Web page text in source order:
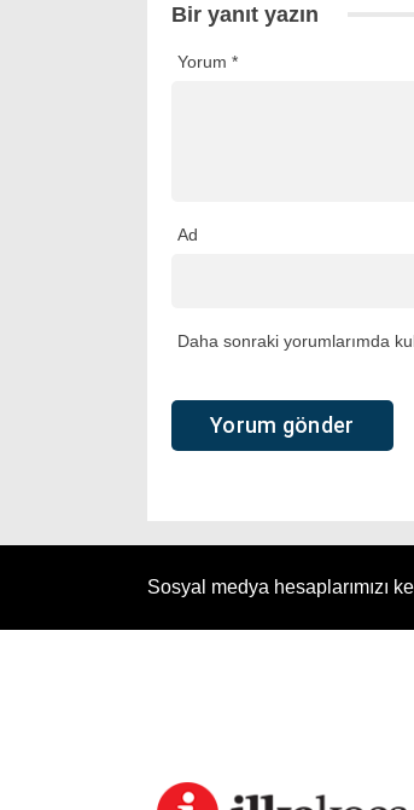
Bir yanıt yazın
Yorum *
Ad
Daha sonraki yorumlarımda
Sosyal medya hesaplarımızı